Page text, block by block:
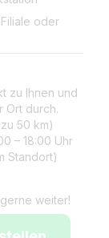
oder
zu Ihnen und
Ort durch.
50 km)
– 18:00 Uhr
Standort)
weiter!